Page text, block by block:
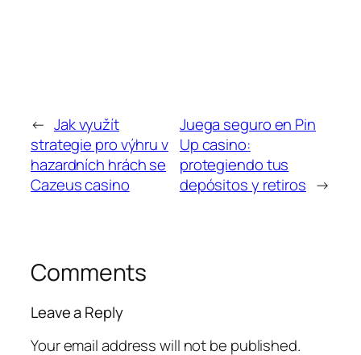
← Jak využít
strategie pro výhru v
hazardních hrách se
Cazeus casino
Juega seguro en Pin
Up casino:
protegiendo tus
depósitos y retiros →
Comments
Leave a Reply
Your email address will not be published.